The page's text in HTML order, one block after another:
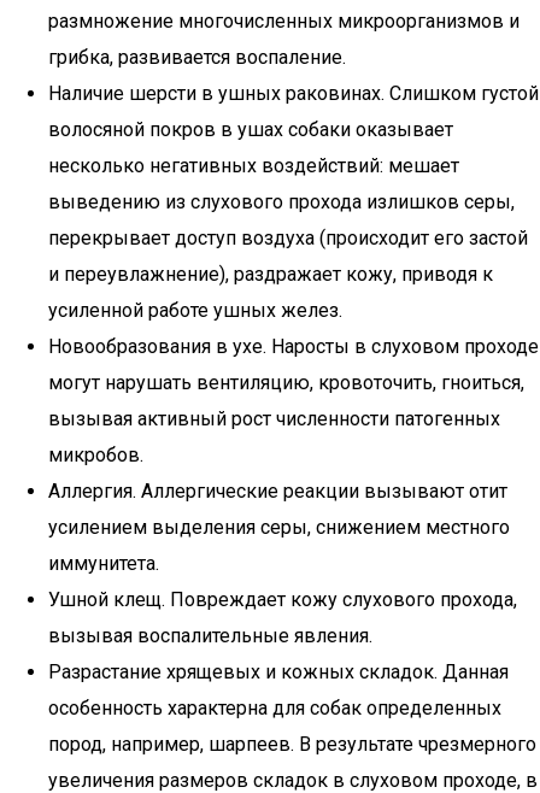
размножение многочисленных микроорганизмов и
грибка, развивается воспаление.
Наличие шерсти в ушных раковинах. Слишком густой
волосяной покров в ушах собаки оказывает
несколько негативных воздействий: мешает
выведению из слухового прохода излишков серы,
перекрывает доступ воздуха (происходит его застой
и переувлажнение), раздражает кожу, приводя к
усиленной работе ушных желез.
Новообразования в ухе. Наросты в слуховом проходе
могут нарушать вентиляцию, кровоточить, гноиться,
вызывая активный рост численности патогенных
микробов.
Аллергия. Аллергические реакции вызывают отит
усилением выделения серы, снижением местного
иммунитета.
Ушной клещ. Повреждает кожу слухового прохода,
вызывая воспалительные явления.
Разрастание хрящевых и кожных складок. Данная
особенность характерна для собак определенных
пород, например, шарпеев. В результате чрезмерного
увеличения размеров складок в слуховом проходе, в